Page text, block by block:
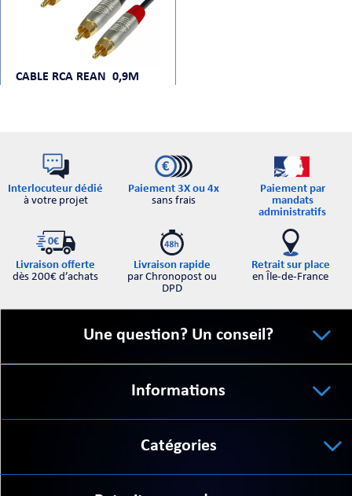
CABLE RCA REAN 0,9M
Interlocuteur dédié
à votre projet
Paiement 3X ou 4x
sans frais
Paiement par
mandats
administratifs
Livraison offerte
dès 200€ d’achats
Livraison rapide
par Chronopost ou
DPD
Retrait sur place
en Île-de-France
Une question? Un conseil?
Informations
Catégories